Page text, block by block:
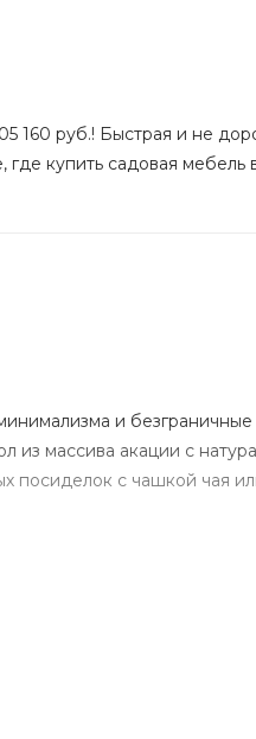
руб.! Быстрая и не
купить садовая
и
массива акации с
посиделок с чашкой чая